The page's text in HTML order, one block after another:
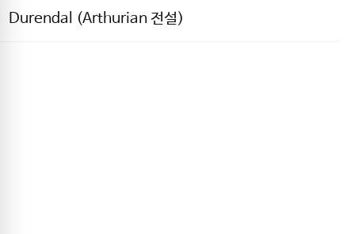
Durendal (Arthurian 전설)